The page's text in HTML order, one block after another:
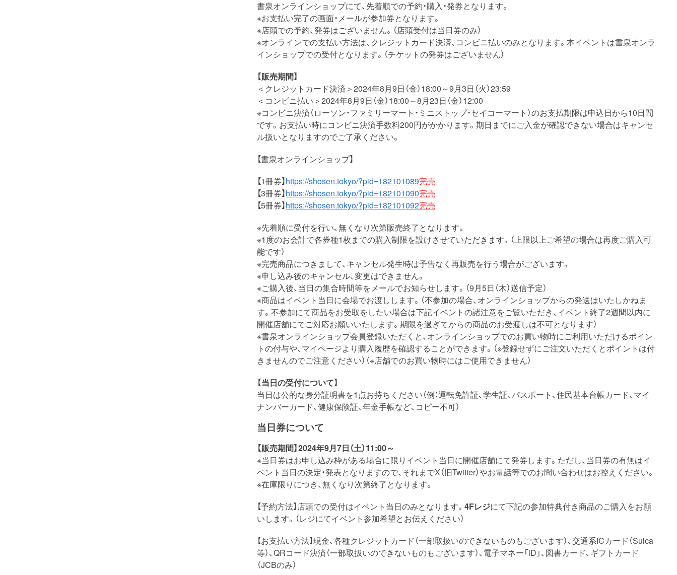
書泉オンラインショップにて、先着順での予約・購入・発券となります。
※お支払い完了の画面・メールが参加券となります。
※店頭での予約、発券はございません。（店頭受付は当日券のみ）
※オンラインでの支払い方法は、クレジットカード決済、コンビニ払いのみとなります。本イベントは書泉オンラ
インショップでの受付となります。（チケットの発券はございません）
【販売期間】
＜クレジットカード決済＞2024年8月9日（金）18:00～9月3日（火）23:59
＜コンビニ払い＞2024年8月9日（金）18:00～8月23日（金）12:00
※コンビニ決済（ローソン・ファミリーマート・ミニストップ・セイコーマート）のお支払期限は申込日から10日間
です。お支払い時にコンビニ決済手数料200円がかかります。期日までにご入金が確認できない場合はキャンセ
ル扱いとなりますのでご了承ください。
【書泉オンラインショップ】
【1冊券】https://shosen.tokyo/?pid=182101089完売
【3冊券】https://shosen.tokyo/?pid=182101090完売
【5冊券】https://shosen.tokyo/?pid=182101092完売
※先着順に受付を行い、無くなり次第販売終了となります。
※1度のお会計で各券種1枚までの購入制限を設けさせていただきます。（上限以上ご希望の場合は再度ご購入可
能です）
※完売商品につきまして、キャンセル発生時は予告なく再販売を行う場合がございます。
※申し込み後のキャンセル、変更はできません。
※ご購入後、当日の集合時間等をメールでお知らせします。（9月5日（木）送信予定）
※商品はイベント当日に会場でお渡しします。（不参加の場合、オンラインショップからの発送はいたしかねま
す。不参加にて商品をお受取をしたい場合は下記イベントの諸注意をご覧いただき、イベント終了2週間以内に
開催店舗にてご対応お願いいたします。期限を過ぎてからの商品のお受渡しは不可となります）
※書泉オンラインショップ会員登録いただくと、オンラインショップでのお買い物時にご利用いただけるポイン
トの付与や、マイページより購入履歴を確認することができます。（※登録せずにご注文いただくとポイントは付
きませんのでご注意ください）（※店舗でのお買い物時にはご使用できません）
【当日の受付について】
当日は公的な身分証明書を1点お持ちください（例：運転免許証、学生証、パスポート、住民基本台帳カード、マイ
ナンバーカード、健康保険証、年金手帳など、コピー不可）
当日券について
【販売期間】2024年9月7日（土）11:00～
※当日券はお申し込み枠がある場合に限りイベント当日に開催店舗にて発券します。ただし、当日券の有無はイ
ベント当日の決定・発表となりますので、それまでX（旧Twitter）やお電話等でのお問い合わせはお控えください。
※在庫限りにつき、無くなり次第終了となります。
【予約方法】店頭での受付はイベント当日のみとなります。 4Fレジにて下記の参加特典付き商品のご購入をお願
いします。（レジにてイベント参加希望とお伝えください）
【お支払い方法】現金、各種クレジットカード（一部取扱いのできないものもございます）、交通系ICカード（Suica
等）、QRコード決済（一部取扱いのできないものもございます）、電子マネー「iD」、図書カード、ギフトカード
（JCBのみ）